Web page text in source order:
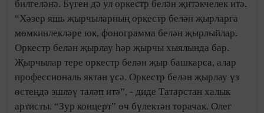
билгеләнә. Бүген дә ул оркестр белән җитәкчелек итә.
“Хәзер яшь җырчыларның оркестр белән җырларга
мөмкинлекләре юк, фонограмма белән җырлыйлар.
Оркестр белән җырлау һәр җырчы хыялында бар.
Җырчылар тере оркестр белән җыр башкарса, алар
профессиональ яктан үсә. Оркестр белән җырлау үз
өстеңдә эшләү таләп итә”, - диде Татарстан халык
артисты. “Зур концерт” өч бүлектән торачак. Олег